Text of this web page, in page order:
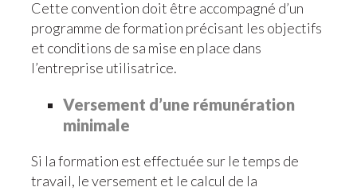
Cette convention doit être accompagné d’un
programme de formation précisant les objectifs
et conditions de sa mise en place dans
l’entreprise utilisatrice.
Versement d’une rémunération
minimale
Si la formation est effectuée sur le temps de
travail, le versement et le calcul de la